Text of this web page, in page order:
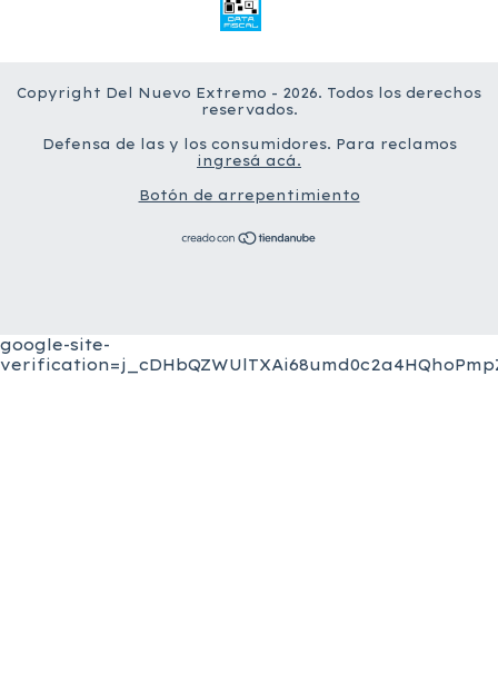
Copyright Del Nuevo Extremo - 2026. Todos los derechos
reservados.
Defensa de las y los consumidores. Para reclamos
ingresá acá.
Botón de arrepentimiento
google-site-